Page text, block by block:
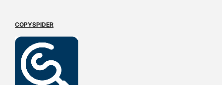
COPYSPIDER